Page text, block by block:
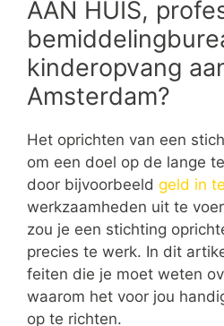
AAN HUIS,
kinderopvang
Amsterdam?
Het oprichten van een
om een doel op de lange
door bijvoorbeeld geld in
werkzaamheden uit te
zou je een stichting
precies te werk. In dit
feiten die je moet weten
waarom het voor jou
op te richten.